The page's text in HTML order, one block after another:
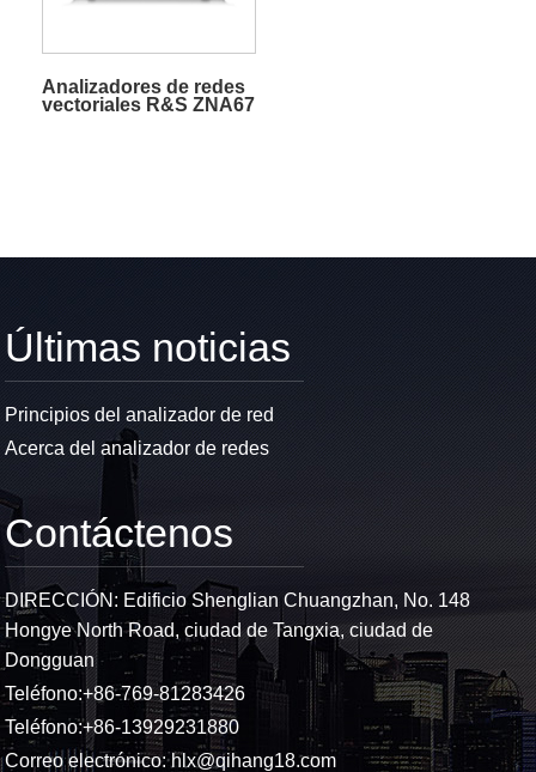
Analizadores de redes
vectoriales R&S ZNA67
Últimas noticias
Principios del analizador de red
Acerca del analizador de redes
Contáctenos
DIRECCIÓN: Edificio Shenglian Chuangzhan, No. 148
Hongye North Road, ciudad de Tangxia, ciudad de
Dongguan
Teléfono:+86-769-81283426
Teléfono:+86-13929231880
Correo electrónico:hlx@qihang18.com